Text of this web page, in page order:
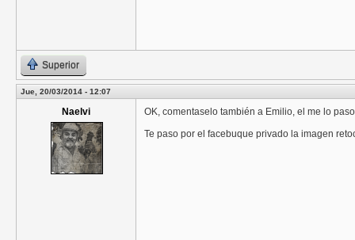
Superior
Jue, 20/03/2014 - 12:07
Naelvi
OK, comentaselo también a Emilio, el me lo
Te paso por el facebuque privado la imagen